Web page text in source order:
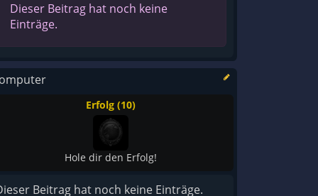
Dieser Beitrag hat noch keine
Einträge.
Erfolg (10)
Hole dir den Erfolg!
Beitrag hat noch keine Einträge.